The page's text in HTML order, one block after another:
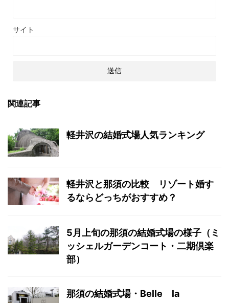
サイト
関連記事
軽井沢の結婚式場人気ランキング
軽井沢と那須の比較 リゾート婚す
るならどっちがおすすめ？
5月上旬の那須の結婚式場の様子（ミ
ッシェルガーデンコート・二期倶楽
部）
那須の結婚式場・Belle la